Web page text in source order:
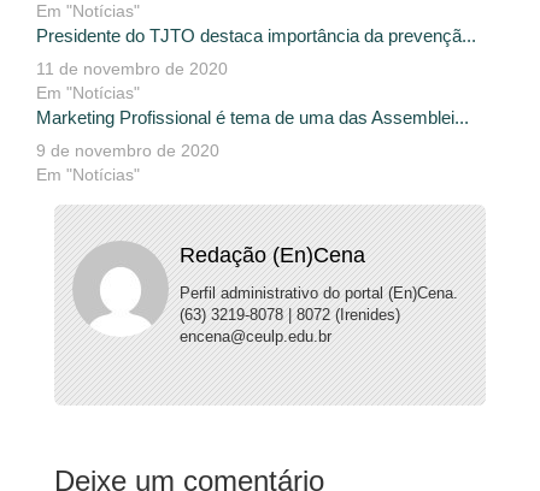
Em "Notícias"
Presidente do TJTO destaca importância da prevençã...
11 de novembro de 2020
Em "Notícias"
Marketing Profissional é tema de uma das Assemblei...
9 de novembro de 2020
Em "Notícias"
Redação (En)Cena
Perfil administrativo do portal (En)Cena.
(63) 3219-8078 | 8072 (Irenides)
encena@ceulp.edu.br
Deixe um comentário